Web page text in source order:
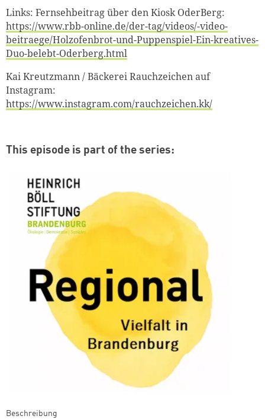
Links: Fernsehbeitrag über den Kiosk OderBerg:
https://www.rbb-online.de/der-tag/videos/-video-
beitraege/Holzofenbrot-und-Puppenspiel-Ein-kreatives-
Duo-belebt-Oderberg.html
Kai Kreutzmann / Bäckerei Rauchzeichen auf
Instagram:
https://www.instagram.com/rauchzeichen.kk/
This episode is part of the series:
Beschreibung